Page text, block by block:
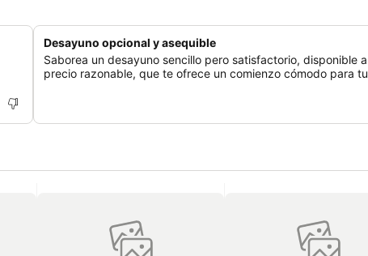
Desayuno opcional y asequible
Saborea un desayuno sencillo pero satisfactorio, disponible
precio razonable, que te ofrece un comienzo cómodo para